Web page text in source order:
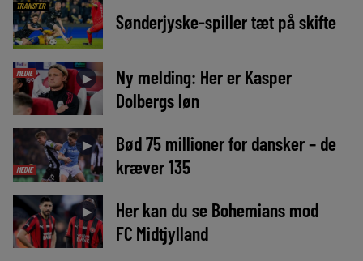
TRANSFER
Sønderjyske-spiller tæt på skifte
MEDIE ►
Ny melding: Her er Kasper
Dolbergs løn
MEDIE
►
Bød 75 millioner for dansker – de
kræver 135
►
Her kan du se Bohemians mod
FC Midtjylland